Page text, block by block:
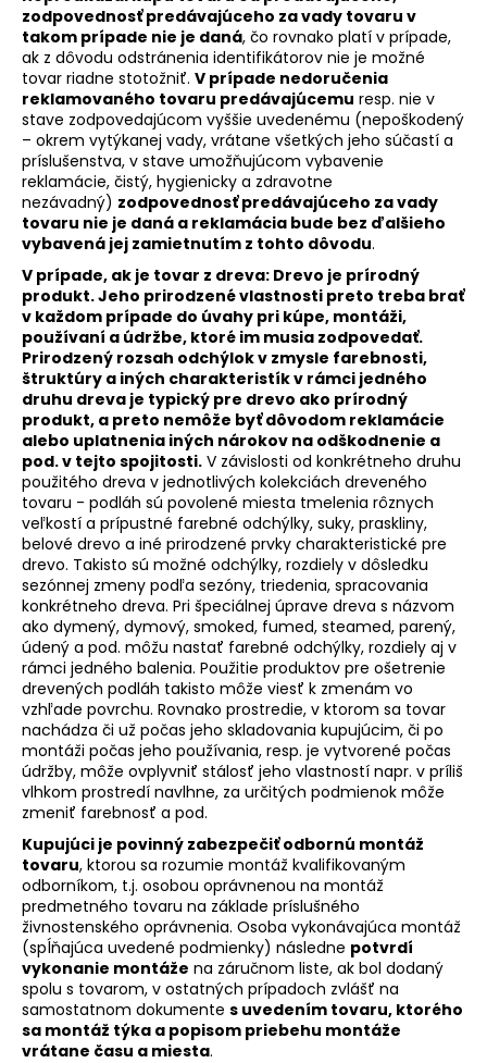
zodpovednosť predávajúceho za vady tovaru v
takom prípade nie je daná, čo rovnako platí v prípade,
ak z dôvodu odstránenia identifikátorov nie je možné
tovar riadne stotožniť. V prípade nedoručenia
reklamovaného tovaru predávajúcemu resp. nie v
stave zodpovedajúcom vyššie uvedenému (nepoškodený
– okrem vytýkanej vady, vrátane všetkých jeho súčastí a
príslušenstva, v stave umožňujúcom vybavenie
reklamácie, čistý, hygienicky a zdravotne
nezávadný) zodpovednosť predávajúceho za vady
tovaru nie je daná a reklamácia bude bez ďalšieho
vybavená jej zamietnutím z tohto dôvodu.
V prípade, ak je tovar z dreva: Drevo je prírodný
produkt. Jeho prirodzené vlastnosti preto treba brať
v každom prípade do úvahy pri kúpe, montáži,
používaní a údržbe, ktoré im musia zodpovedať.
Prirodzený rozsah odchýlok v zmysle farebnosti,
štruktúry a iných charakteristík v rámci jedného
druhu dreva je typický pre drevo ako prírodný
produkt, a preto nemôže byť dôvodom reklamácie
alebo uplatnenia iných nárokov na odškodnenie a
pod. v tejto spojitosti. V závislosti od konkrétneho druhu
použitého dreva v jednotlivých kolekciách dreveného
tovaru - podláh sú povolené miesta tmelenia rôznych
veľkostí a prípustné farebné odchýlky, suky, praskliny,
belové drevo a iné prirodzené prvky charakteristické pre
drevo. Takisto sú možné odchýlky, rozdiely v dôsledku
sezónnej zmeny podľa sezóny, triedenia, spracovania
konkrétneho dreva. Pri špeciálnej úprave dreva s názvom
ako dymený, dymový, smoked, fumed, steamed, parený,
údený a pod. môžu nastať farebné odchýlky, rozdiely aj v
rámci jedného balenia. Použitie produktov pre ošetrenie
drevených podláh takisto môže viesť k zmenám vo
vzhľade povrchu. Rovnako prostredie, v ktorom sa tovar
nachádza či už počas jeho skladovania kupujúcim, či po
montáži počas jeho používania, resp. je vytvorené počas
údržby, môže ovplyvniť stálosť jeho vlastností napr. v príliš
vlhkom prostredí navlhne, za určitých podmienok môže
zmeniť farebnosť a pod.
Kupujúci je povinný zabezpečiť odbornú montáž
tovaru, ktorou sa rozumie montáž kvalifikovaným
odborníkom, t.j. osobou oprávnenou na montáž
predmetného tovaru na základe príslušného
živnostenského oprávnenia. Osoba vykonávajúca montáž
(spĺňajúca uvedené podmienky) následne potvrdí
vykonanie montáže na záručnom liste, ak bol dodaný
spolu s tovarom, v ostatných prípadoch zvlášť na
samostatnom dokumente s uvedením tovaru, ktorého
sa montáž týka a popisom priebehu montáže
vrátane času a miesta.